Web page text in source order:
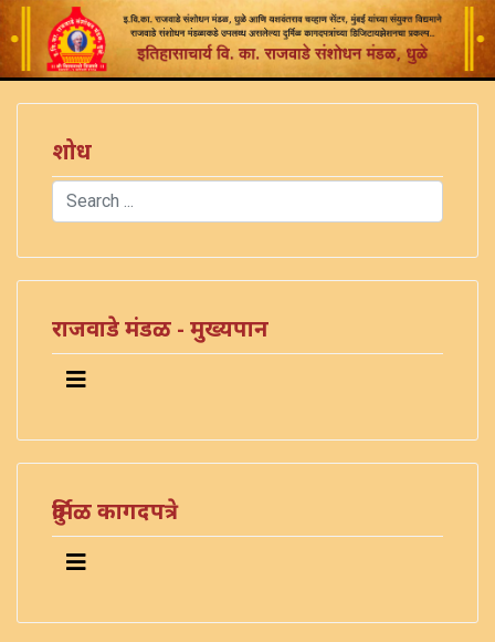
शोध
Search
राजवाडे मंडळ - मुख्यपान
दुर्मिळ कागदपत्रे